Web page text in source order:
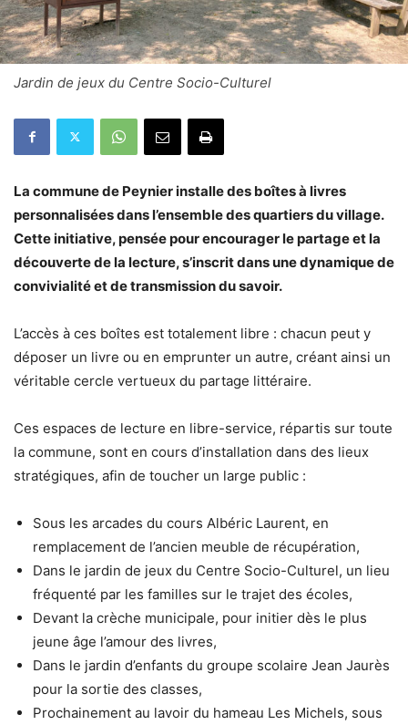
Jardin de jeux du Centre Socio-Culturel
La commune de Peynier installe des boîtes à livres
personnalisées dans l’ensemble des quartiers du village.
Cette initiative, pensée pour encourager le partage et la
découverte de la lecture, s’inscrit dans une dynamique de
convivialité et de transmission du savoir.
L’accès à ces boîtes est totalement libre : chacun peut y
déposer un livre ou en emprunter un autre, créant ainsi un
véritable cercle vertueux du partage littéraire.
Ces espaces de lecture en libre-service, répartis sur toute
la commune, sont en cours d’installation dans des lieux
stratégiques, afin de toucher un large public :
Sous les arcades du cours Albéric Laurent, en
remplacement de l’ancien meuble de récupération,
Dans le jardin de jeux du Centre Socio-Culturel, un lieu
fréquenté par les familles sur le trajet des écoles,
Devant la crèche municipale, pour initier dès le plus
jeune âge l’amour des livres,
Dans le jardin d’enfants du groupe scolaire Jean Jaurès
pour la sortie des classes,
Prochainement au lavoir du hameau Les Michels, sous